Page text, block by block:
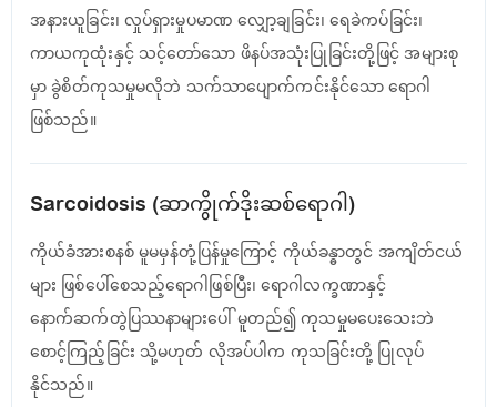
အနားယူခြင်း၊ လှုပ်ရှားမှုပမာဏ လျှော့ချခြင်း၊ ရေခဲကပ်ခြင်း၊
ကာယကုထုံးနှင့် သင့်တော်သော ဖိနပ်အသုံးပြုခြင်းတို့ဖြင့် အများစု
မှာ ခွဲစိတ်ကုသမှုမလိုဘဲ သက်သာပျောက်ကင်းနိုင်သော ရောဂါ
ဖြစ်သည်။
Sarcoidosis (ဆာကွိုက်ဒိုးဆစ်ရောဂါ)
ကိုယ်ခံအားစနစ် မူမမှန်တုံ့ပြန်မှုကြောင့် ကိုယ်ခန္ဓာတွင် အကျိတ်ငယ်
များ ဖြစ်ပေါ်စေသည့်ရောဂါဖြစ်ပြီး၊ ရောဂါလက္ခဏာနှင့်
နောက်ဆက်တွဲပြဿနာများပေါ် မူတည်၍ ကုသမှုမပေးသေးဘဲ
စောင့်ကြည့်ခြင်း သို့မဟုတ် လိုအပ်ပါက ကုသခြင်းတို့ ပြုလုပ်
နိုင်သည်။